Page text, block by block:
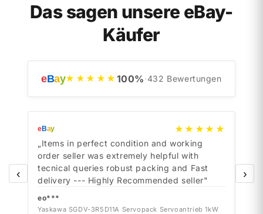
Das sagen unsere eBay-
Käufer
eBay★★★★★ 100%·432 Bewertungen
‹
eBay ★★★★★
„Items in perfect condition and working
order seller was extremely helpful with
tecnical queries robust packing and Fast
delivery --- Highly Recommended seller"
eo***
Yaskawa SGDV-3R5D11A Servopack Servoantrieb 1kW
›